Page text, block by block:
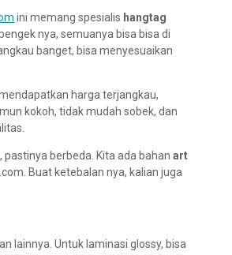
ini memang spesialis hangtag
nya, semuanya bisa bisa di
banget, bisa menyesuaikan
harga terjangkau,
kokoh, tidak mudah sobek, dan
berbeda. Kita ada bahan art
Buat ketebalan nya, kalian juga
lainnya. Untuk laminasi glossy, bisa